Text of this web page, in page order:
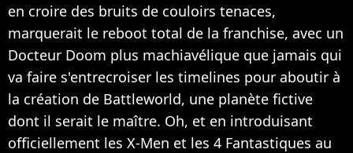
en croire des bruits de couloirs tenaces,
marquerait le reboot total de la franchise, avec un
Docteur Doom plus machiavélique que jamais qui
va faire s'entrecroiser les timelines pour aboutir à
la création de Battleworld, une planète fictive
dont il serait le maître. Oh, et en introduisant
officiellement les X-Men et les 4 Fantastiques au